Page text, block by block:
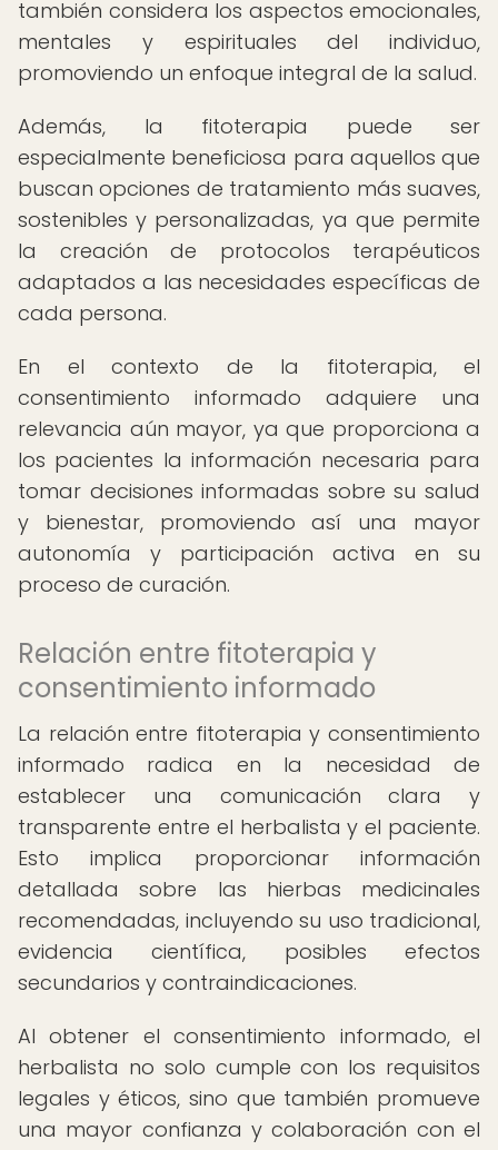
también considera los aspectos emocionales,
mentales y espirituales del individuo,
promoviendo un enfoque integral de la salud.
Además, la fitoterapia puede ser
especialmente beneficiosa para aquellos que
buscan opciones de tratamiento más suaves,
sostenibles y personalizadas, ya que permite
la creación de protocolos terapéuticos
adaptados a las necesidades específicas de
cada persona.
En el contexto de la fitoterapia, el
consentimiento informado adquiere una
relevancia aún mayor, ya que proporciona a
los pacientes la información necesaria para
tomar decisiones informadas sobre su salud
y bienestar, promoviendo así una mayor
autonomía y participación activa en su
proceso de curación.
Relación entre fitoterapia y
consentimiento informado
La relación entre fitoterapia y consentimiento
informado radica en la necesidad de
establecer una comunicación clara y
transparente entre el herbalista y el paciente.
Esto implica proporcionar información
detallada sobre las hierbas medicinales
recomendadas, incluyendo su uso tradicional,
evidencia científica, posibles efectos
secundarios y contraindicaciones.
Al obtener el consentimiento informado, el
herbalista no solo cumple con los requisitos
legales y éticos, sino que también promueve
una mayor confianza y colaboración con el